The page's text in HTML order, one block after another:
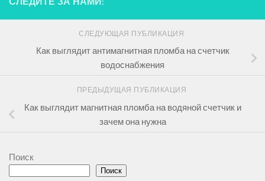
СЛЕДУЮЩАЯ ПУБЛИКАЦИЯ
Как выглядит антимагнитная пломба на счетчик
водоснабжения
ПРЕДЫДУЩАЯ ПУБЛИКАЦИЯ
Как выглядит магнитная пломба на водяной счетчик и
зачем она нужна
Поиск
Поиск